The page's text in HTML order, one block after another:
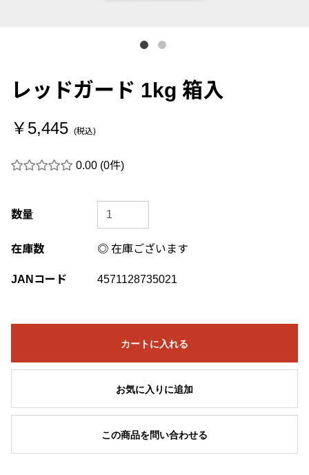
レッドガード 1kg 箱入
￥5,445 (税込)
0.00 (0件)
数量
在庫数 ◎ 在庫ございます
JANコード 4571128735021
カートに入れる
お気に入りに追加
この商品を問い合わせる